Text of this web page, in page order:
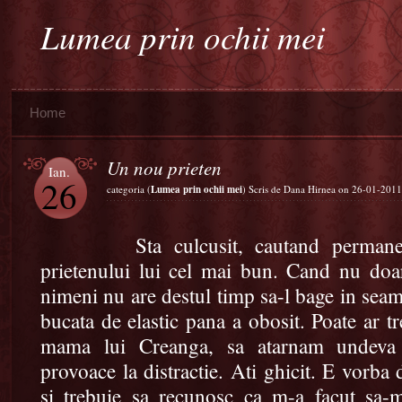
Lumea prin ochii mei
Home
Ian.
26
Un nou prieten
categoria (Lumea prin ochii mei) Scris de Dana Hirnea on 26-01-2011
Sta culcusit, cautand permanent
prietenului lui cel mai bun. Cand nu
nimeni nu are destul timp sa-l bage in
bucata de elastic pana a obosit. Poate ar
mama lui Creanga, sa atarnam
provoace la distractie. Ati ghicit. E vorba
si trebuie sa recunosc ca m-a facut sa-